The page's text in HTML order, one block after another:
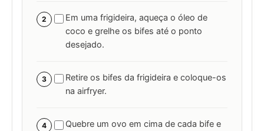
2
Em uma frigideira, aqueça o óleo de
coco e grelhe os bifes até o ponto
desejado.
3
Retire os bifes da frigideira e coloque-os
na airfryer.
4
Quebre um ovo em cima de cada bife e